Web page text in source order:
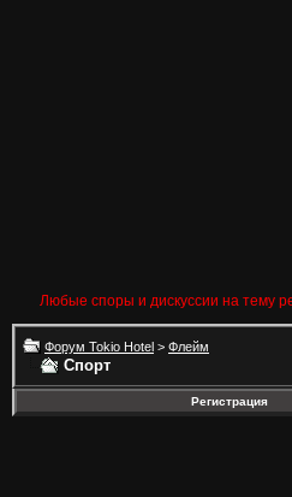
Любые споры и дискуссии на тему
Форум Tokio Hotel > Флейм
Спорт
Регистрация